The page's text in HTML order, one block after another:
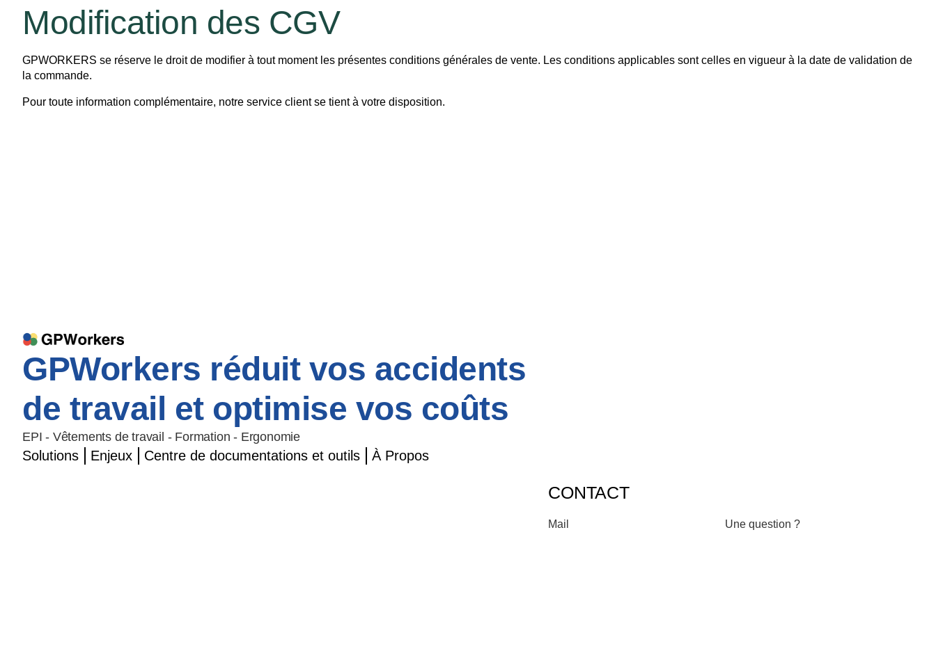
Modification des CGV
GPWORKERS se réserve le droit de modifier à tout moment les présentes conditions générales de vente. Les conditions applicables sont celles en vigueur à la date de validation de
la commande.
Pour toute information complémentaire, notre service client se tient à votre disposition.
GPWorkers réduit vos accidents
de travail et optimise vos coûts
EPI - Vêtements de travail - Formation - Ergonomie
Solutions Enjeux Centre de documentations et outils À Propos
CONTACT
Mail
Une question ?